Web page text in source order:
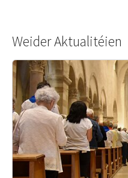
Weider Aktualitéien